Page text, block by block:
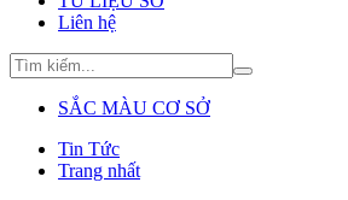
Liên hệ
SẮC MÀU CƠ SỞ
Tin Tức
Trang nhất